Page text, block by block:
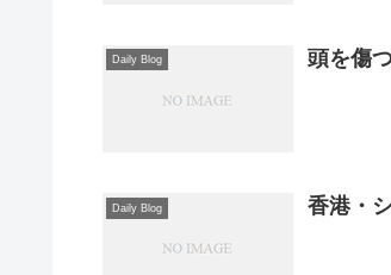
Daily Blog 頭を傷
Daily Blog